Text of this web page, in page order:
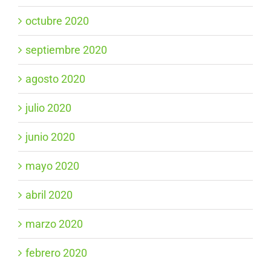
octubre 2020
septiembre 2020
agosto 2020
julio 2020
junio 2020
mayo 2020
abril 2020
marzo 2020
febrero 2020